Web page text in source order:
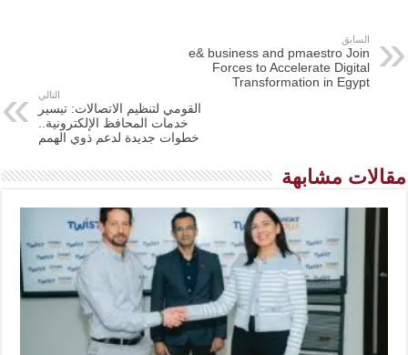
السابق
e& business and pmaestro Join
Forces to Accelerate Digital
Transformation in Egypt
التالي
القومي لتنظيم الاتصالات: تيسير
خدمات المحافظ الإلكترونية..
خطوات جديدة لدعم ذوي الهمم
مقالات مشابهة